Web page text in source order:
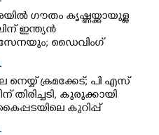
ഗൗതം കൃഷ്ണയ്ക്കായുള്ള
ഇന്ത്യൻ
ഡൈവിംഗ്
നെയ്യ് ക്രമക്കേട്; പി എസ്
തിരിച്ചടി, കുരുക്കായി
കുറിപ്പ്
link